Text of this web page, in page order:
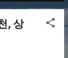
, 상